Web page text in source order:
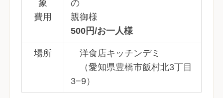
象
費用
の
親御様
500円/お一人様
場所
洋食店キッチンデミ
（愛知県豊橋市飯村北3丁目
3−9）